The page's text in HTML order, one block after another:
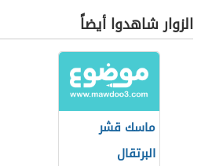
الزوار شاهدوا أيضاً
ماسك قشر
البرتقال